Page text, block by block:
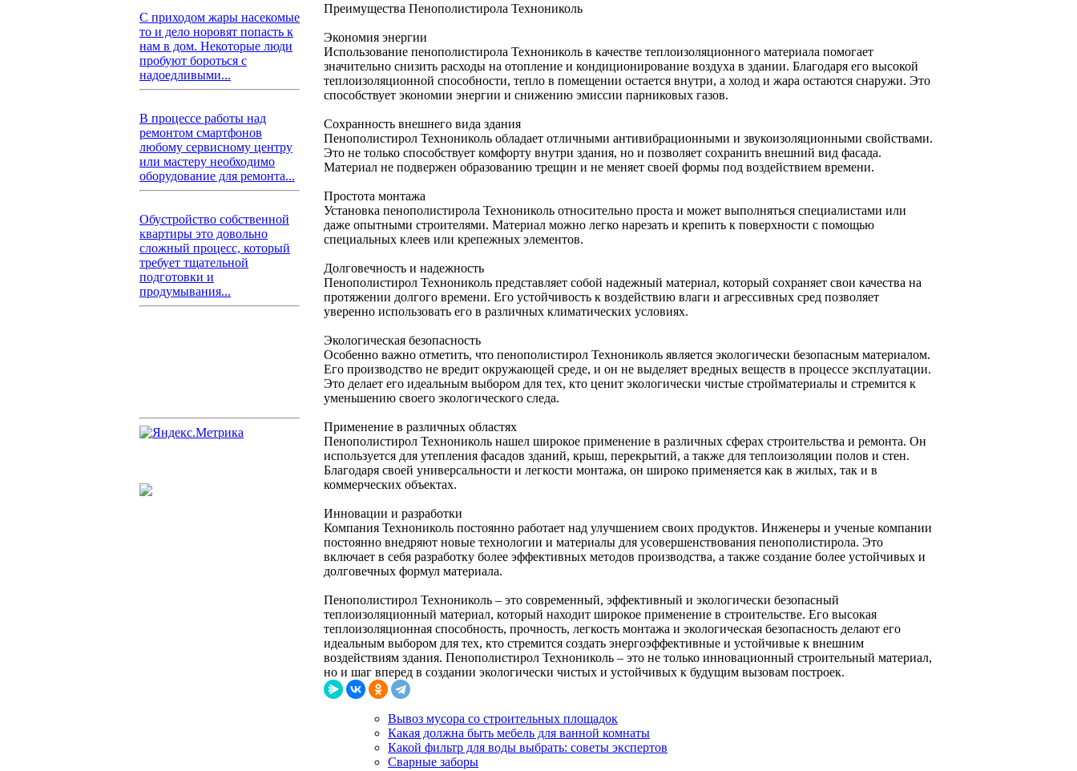
С приходом жары насекомые
то и дело норовят попасть к
нам в дом. Некоторые люди
пробуют бороться с
надоедливыми...
В процессе работы над
ремонтом смартфонов
любому сервисному центру
или мастеру необходимо
оборудование для ремонта...
Обустройство собственной
квартиры это довольно
сложный процесс, который
требует тщательной
подготовки и
продумывания...
Преимущества Пенополистирола Технониколь
Экономия энергии
Использование пенополистирола Технониколь в качестве теплоизоляционного материала помогает
значительно снизить расходы на отопление и кондиционирование воздуха в здании. Благодаря его высокой
теплоизоляционной способности, тепло в помещении остается внутри, а холод и жара остаются снаружи. Это
способствует экономии энергии и снижению эмиссии парниковых газов.
Сохранность внешнего вида здания
Пенополистирол Технониколь обладает отличными антивибрационными и звукоизоляционными свойствами.
Это не только способствует комфорту внутри здания, но и позволяет сохранить внешний вид фасада.
Материал не подвержен образованию трещин и не меняет своей формы под воздействием времени.
Простота монтажа
Установка пенополистирола Технониколь относительно проста и может выполняться специалистами или
даже опытными строителями. Материал можно легко нарезать и крепить к поверхности с помощью
специальных клеев или крепежных элементов.
Долговечность и надежность
Пенополистирол Технониколь представляет собой надежный материал, который сохраняет свои качества на
протяжении долгого времени. Его устойчивость к воздействию влаги и агрессивных сред позволяет
уверенно использовать его в различных климатических условиях.
Экологическая безопасность
Особенно важно отметить, что пенополистирол Технониколь является экологически безопасным материалом.
Его производство не вредит окружающей среде, и он не выделяет вредных веществ в процессе эксплуатации.
Это делает его идеальным выбором для тех, кто ценит экологически чистые стройматериалы и стремится к
уменьшению своего экологического следа.
Применение в различных областях
Пенополистирол Технониколь нашел широкое применение в различных сферах строительства и ремонта. Он
используется для утепления фасадов зданий, крыш, перекрытий, а также для теплоизоляции полов и стен.
Благодаря своей универсальности и легкости монтажа, он широко применяется как в жилых, так и в
коммерческих объектах.
Инновации и разработки
Компания Технониколь постоянно работает над улучшением своих продуктов. Инженеры и ученые компании
постоянно внедряют новые технологии и материалы для усовершенствования пенополистирола. Это
включает в себя разработку более эффективных методов производства, а также создание более устойчивых и
долговечных формул материала.
Пенополистирол Технониколь – это современный, эффективный и экологически безопасный
теплоизоляционный материал, который находит широкое применение в строительстве. Его высокая
теплоизоляционная способность, прочность, легкость монтажа и экологическая безопасность делают его
идеальным выбором для тех, кто стремится создать энергоэффективные и устойчивые к внешним
воздействиям здания. Пенополистирол Технониколь – это не только инновационный строительный материал,
но и шаг вперед в создании экологически чистых и устойчивых к будущим вызовам построек.
Вывоз мусора со строительных площадок
Какая должна быть мебель для ванной комнаты
Какой фильтр для воды выбрать: советы экспертов
Сварные заборы